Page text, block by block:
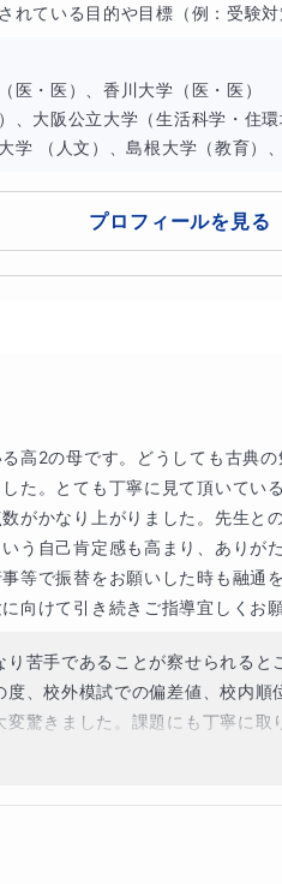
ませんか？
のは、段落内でどのよ
連携があるのか、分析し
中には、知らなければ唐
あります。
れている目的や目標（例：受験
医・医）、香川大学（医・医）
、大阪公立大学（生活科学・住
学 （人文）、島根大学（教育）
プロフィールを見る
高2の母です。どうしても古典
た。とても丁寧に見て頂いてい
がかなり上がりました。先生と
う自己肯定感も高まり、ありが
等で振替をお願いした時も融通
向けて引き続きご指導宜しくお
り苦手であることが察せられると
度、校外模試での偏差値、校内
変驚きました。課題にも丁寧に
たことを嬉しく思いました。堂
宜しくお願い致します。
りがとうございます!!